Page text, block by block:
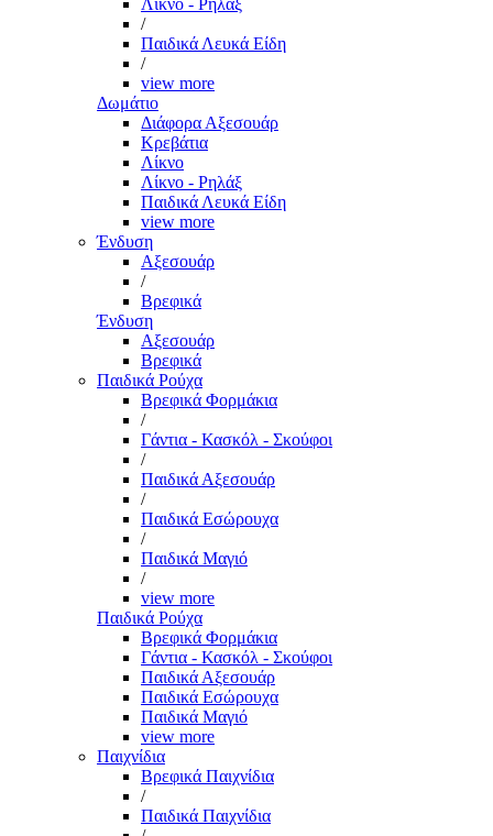
Λίκνο - Ρηλάξ
/
Παιδικά Λευκά Είδη
/
view more
Δωμάτιο
Διάφορα Αξεσουάρ
Κρεβάτια
Λίκνο
Λίκνο - Ρηλάξ
Παιδικά Λευκά Είδη
view more
Ένδυση
Αξεσουάρ
/
Βρεφικά
Ένδυση
Αξεσουάρ
Βρεφικά
Παιδικά Ρούχα
Βρεφικά Φορμάκια
/
Γάντια - Κασκόλ - Σκούφοι
/
Παιδικά Αξεσουάρ
/
Παιδικά Εσώρουχα
/
Παιδικά Μαγιό
/
view more
Παιδικά Ρούχα
Βρεφικά Φορμάκια
Γάντια - Κασκόλ - Σκούφοι
Παιδικά Αξεσουάρ
Παιδικά Εσώρουχα
Παιδικά Μαγιό
view more
Παιχνίδια
Βρεφικά Παιχνίδια
/
Παιδικά Παιχνίδια